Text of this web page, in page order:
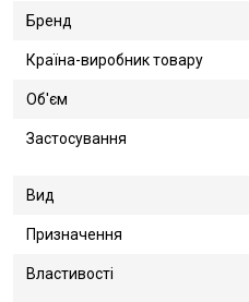
Бренд
Країна-виробник товару
Об'єм
Застосування
Вид
Призначення
Властивості